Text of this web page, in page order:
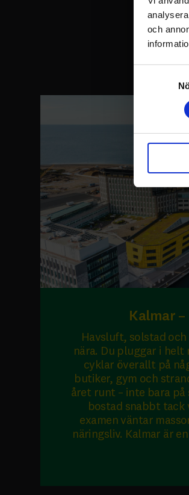
och
Kalmar
Havsluft, solstad
nära. Du pluggar i
cyklar överallt på
butiker, gym och
året runt – inte bara på
bostad snabbt tack
examen väntar
näringsliv. Kalmar är